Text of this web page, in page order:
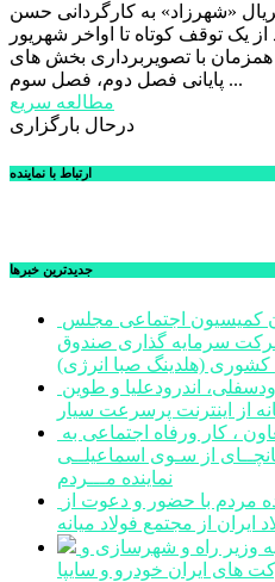
«شهرزاد» به کارگردانی حسن
و بعد از یک توقف کوتاه تا اواخر شهریور
همزمان با تصویربرداری بخش های
پایانی فصل دوم، فصل سوم ...
مطالعه سریع
درحال بارگزاری
ارتباط با نماینده
جديدترين خبرها
سرمایه گذاری صندوق
(هلدینگ صبا انرژی)
از اینترنت پرسرعت سیار
از سـوی اسماعیلــی
نماینده مـــردم
از مجتمع فولاد میانه
های ایران خودرو و سایپا